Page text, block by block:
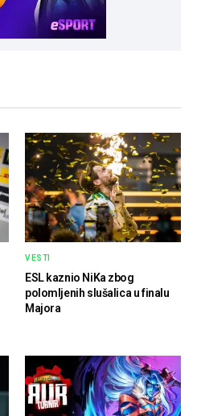
VESTI
ESL kaznio NiKa zbog
polomljenih slušalica u finalu
Majora